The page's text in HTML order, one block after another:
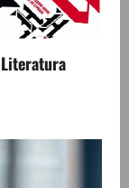
Literatura